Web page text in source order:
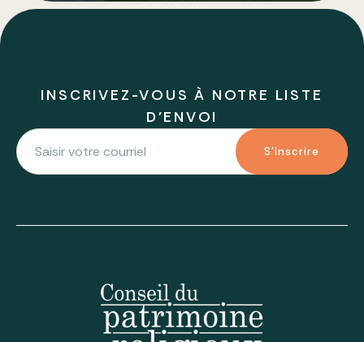
INSCRIVEZ-VOUS À NOTRE LISTE
D'ENVOI
S'inscrire